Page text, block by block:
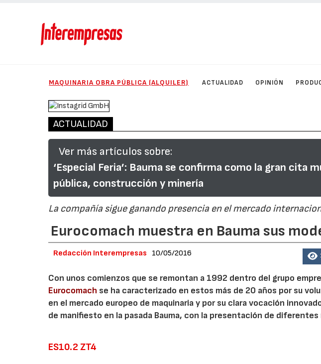
MAQUINARIA OBRA PÚBLICA (ALQUILER) ACTUALIDAD OPINIÓN
ACTUALIDAD
Ver más artículos sobre:
‘Especial Feria’: Bauma se confirma como la gran cita
pública, construcción y minería
La compañía sigue ganando presencia en el mercado
Eurocomach muestra en Bauma sus
Redacción Interempresas 10/05/2016
Con unos comienzos que se remontan a 1992 dentro del grupo
Eurocomach se ha caracterizado en estos más de 20 años por su
en el mercado europeo de maquinaria y por su clara vocación
de manifiesto en la pasada Bauma, con la presentación de diferentes
ES10.2 ZT4